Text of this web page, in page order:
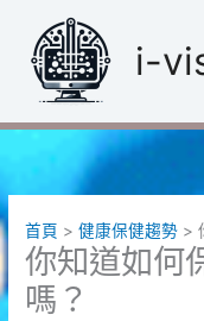
內
i-
首頁 健康保健趨勢
你知道如何
嗎？